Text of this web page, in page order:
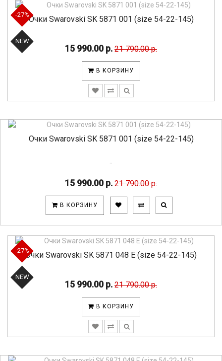
-27%
NEW
Очки Swarovski SK 5871 001 (size 54-22-145)
15 990.00 р. 21 790.00 р.
В КОРЗИНУ
Очки Swarovski SK 5871 001 (size 54-22-145)
15 990.00 р. 21 790.00 р.
В КОРЗИНУ
-27%
NEW
Очки Swarovski SK 5871 048 E (size 54-22-145)
15 990.00 р. 21 790.00 р.
В КОРЗИНУ